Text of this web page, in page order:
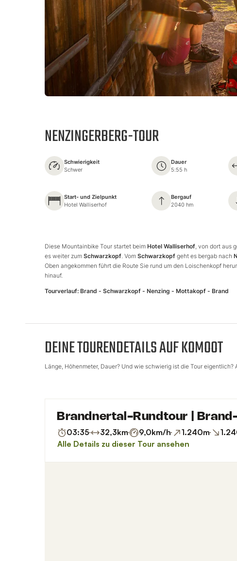
NENZINGERBERG-TOUR
Schwierigkeit
Schwer
Dauer
5:55 h
Start- und Zielpunkt
Hotel Walliserhof
Bergauf
2040 hm
Diese Mountainbike Tour startet beim Hotel Walliserhof , von dort aus
es weiter zum Schwarzkopf . Vom Schwarzkopf geht es bergab nach
Oben angekommen führt die Route Sie rund um den Loischenkopf
hinauf.
Tourverlauf: Brand - Schwarzkopf - Nenzing - Mottakopf - Brand
DEINE TOURENDETAILS AUF KOMOOT
Länge, Höhenmeter, Dauer? Und wie schwierig ist die Tour